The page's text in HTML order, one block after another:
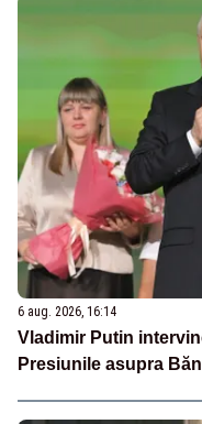
6 aug. 2026, 16:14
Vladimir Putin
Presiunile asupra